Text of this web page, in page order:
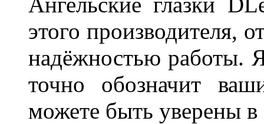
этого производителя,
надёжностью работы.
точно обозначит
можете быть уверены